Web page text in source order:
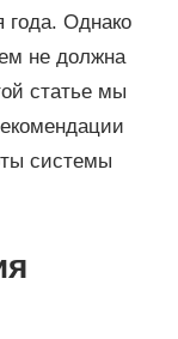
года. Однако
не должна
статье мы
системы